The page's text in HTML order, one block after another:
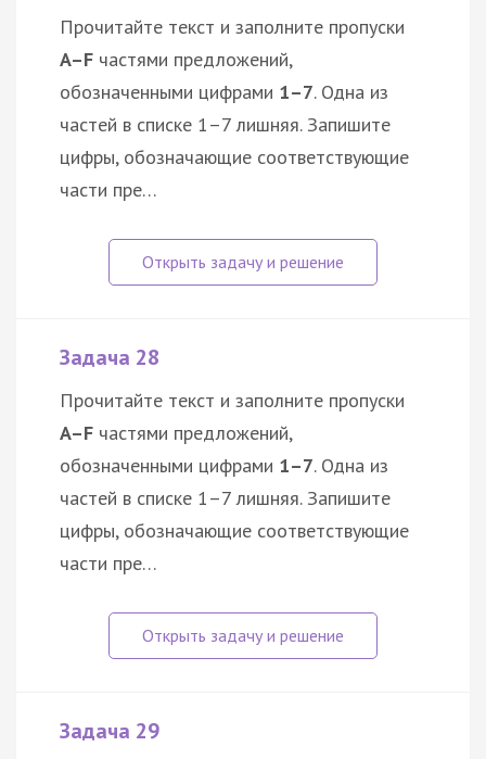
Прочитайте текст и заполните пропуски
A–F частями предложений,
обозначенными цифрами 1–7. Одна из
частей в списке 1–7 лишняя. Запишите
цифры, обозначающие соответствующие
части пре…
Задача 28
Прочитайте текст и заполните пропуски
A–F частями предложений,
обозначенными цифрами 1–7. Одна из
частей в списке 1–7 лишняя. Запишите
цифры, обозначающие соответствующие
части пре…
Задача 29